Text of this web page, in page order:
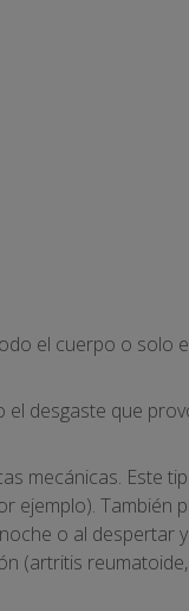
el cuerpo o solo
desgaste que
mecánicas. Este
ejemplo). También
o al despertar
(artritis